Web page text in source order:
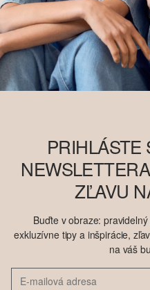
PRIHLÁSTE
ZĽAVU
Buďte v obraze:
exkluzívne tipy a inšpirácie,
na váš